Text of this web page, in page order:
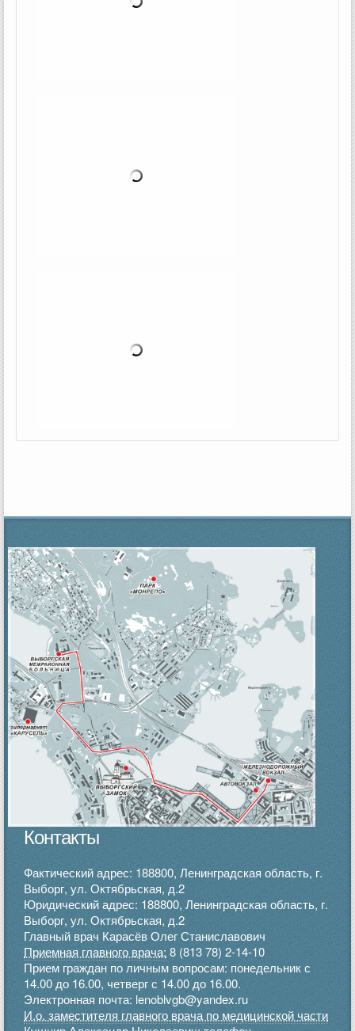
Контакты
Фактический адрес: 188800, Ленинградская область, г.
Выборг, ул. Октябрьская, д.2
Юридический адрес: 188800, Ленинградская область, г.
Выборг, ул. Октябрьская, д.2
Главный врач Карасёв Олег Станиславович
Приемная главного врача: 8 (813 78) 2-14-10
Прием граждан по личным вопросам: понедельник с
14.00 до 16.00, четверг с 14.00 до 16.00.
Электронная почта: lenoblvgb@yandex.ru
И.о. заместителя главного врача по медицинской части